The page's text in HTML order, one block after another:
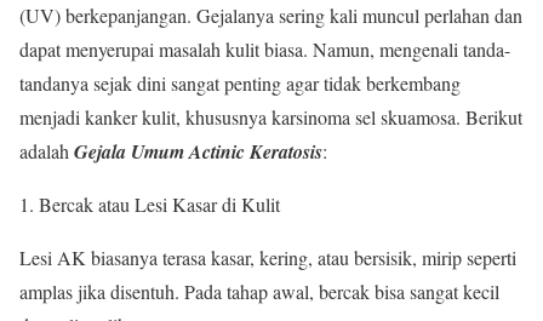
(UV) berkepanjangan. Gejalanya sering kali muncul perlahan dan
dapat menyerupai masalah kulit biasa. Namun, mengenali tanda-
tandanya sejak dini sangat penting agar tidak berkembang
menjadi kanker kulit, khususnya karsinoma sel skuamosa. Berikut
adalah Gejala Umum Actinic Keratosis:
Bercak atau Lesi Kasar di Kulit
Lesi AK biasanya terasa kasar, kering, atau bersisik, mirip seperti
amplas jika disentuh. Pada tahap awal, bercak bisa sangat kecil